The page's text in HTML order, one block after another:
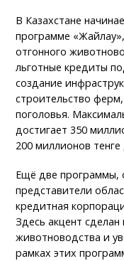
В Казахстане
программе
отгонного
льготные кредиты
создание
строительство
поголовья.
достигает 350
200 миллионов
Ещё две программы,
представители
кредитная
Здесь акцент
животноводства и
рамках этих